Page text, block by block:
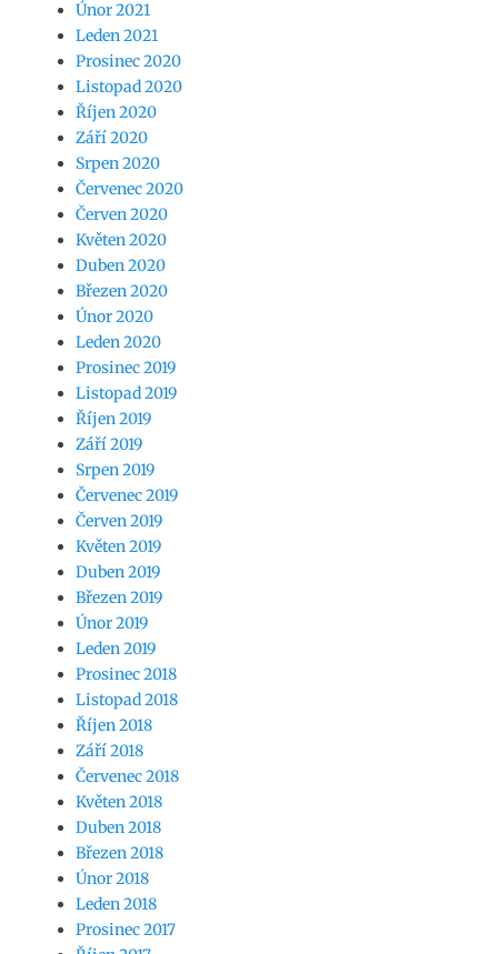
Únor 2021
Leden 2021
Prosinec 2020
Listopad 2020
Říjen 2020
Září 2020
Srpen 2020
Červenec 2020
Červen 2020
Květen 2020
Duben 2020
Březen 2020
Únor 2020
Leden 2020
Prosinec 2019
Listopad 2019
Říjen 2019
Září 2019
Srpen 2019
Červenec 2019
Červen 2019
Květen 2019
Duben 2019
Březen 2019
Únor 2019
Leden 2019
Prosinec 2018
Listopad 2018
Říjen 2018
Září 2018
Červenec 2018
Květen 2018
Duben 2018
Březen 2018
Únor 2018
Leden 2018
Prosinec 2017